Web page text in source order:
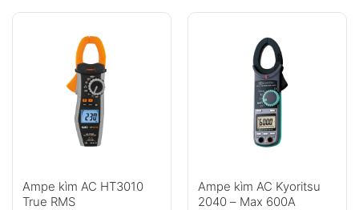
Ampe kìm AC HT3010
True RMS
Ampe kìm AC Kyoritsu
2040 – Max 600A